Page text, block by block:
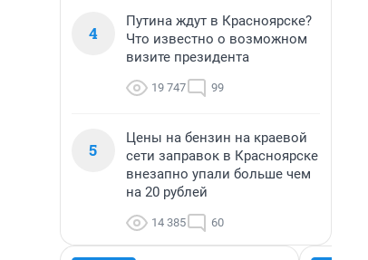
4
Путина ждут в Красноярске?
Что известно о возможном
визите президента
19 747 99
5
Цены на бензин на краевой
сети заправок в Красноярске
внезапно упали больше чем
на 20 рублей
14 385 60